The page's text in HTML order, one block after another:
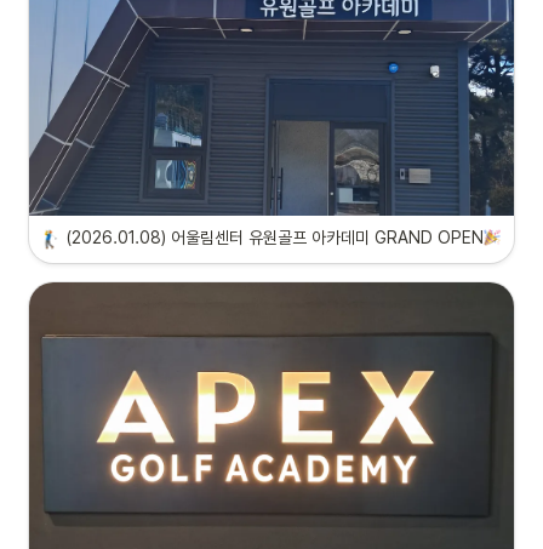
(2026.01.08) 어울림센터 유원골프 아카데미 GRAND OPEN